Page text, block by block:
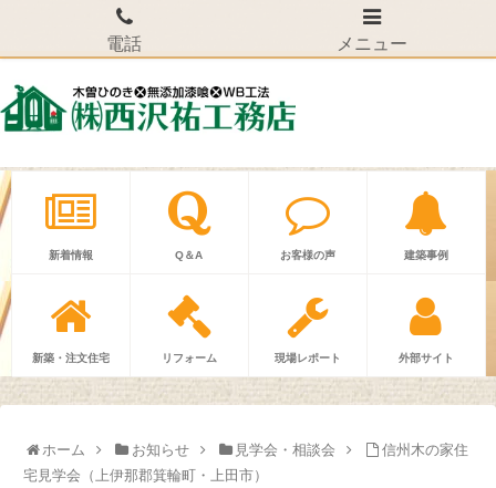
新着情報 Q＆A お客様の声 建築事例
新築・注文住宅 リフォーム 現場レポート 外部サイト
ホーム お知らせ 見学会・相談会
信州木の家住
宅見学会（上伊那郡箕輪町・上田市）
電話 メニュー